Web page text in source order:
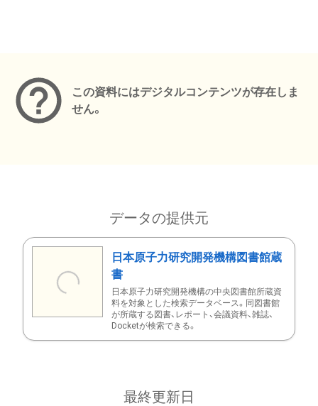
この資料にはデジタルコンテンツが存在しま
せん。
データの提供元
日本原子力研究開発機構図書館蔵
書
日本原子力研究開発機構の中央図書館所蔵資
料を対象とした検索データベース。同図書館
が所蔵する図書、レポート、会議資料、雑誌、
Docketが検索できる。
最終更新日